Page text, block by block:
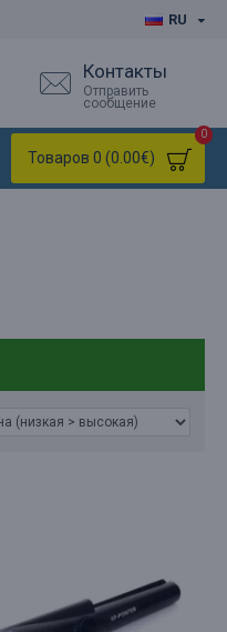
RU
Контакты
Отправить
сообщение
Товаров 0 (0.00€)
0